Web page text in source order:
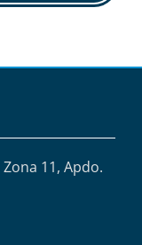
11, Apdo.